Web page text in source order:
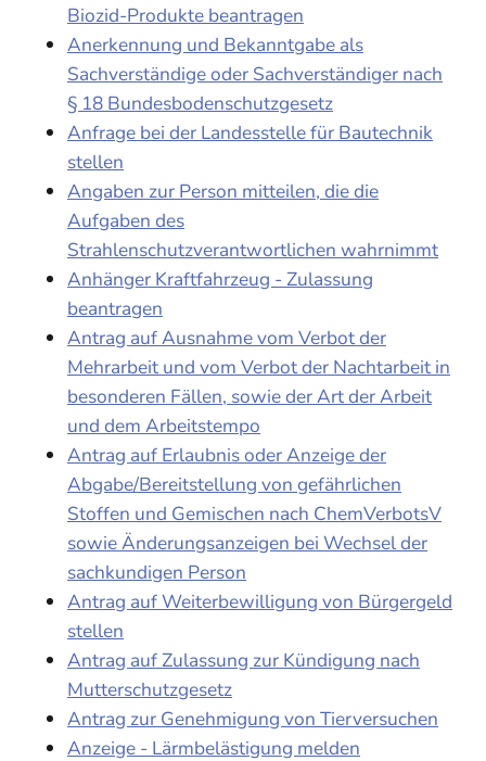
Biozid-Produkte beantragen
Anerkennung und Bekanntgabe als
Sachverständige oder Sachverständiger nach
§ 18 Bundesbodenschutzgesetz
Anfrage bei der Landesstelle für Bautechnik
stellen
Angaben zur Person mitteilen, die die
Aufgaben des
Strahlenschutzverantwortlichen wahrnimmt
Anhänger Kraftfahrzeug - Zulassung
beantragen
Antrag auf Ausnahme vom Verbot der
Mehrarbeit und vom Verbot der Nachtarbeit in
besonderen Fällen, sowie der Art der Arbeit
und dem Arbeitstempo
Antrag auf Erlaubnis oder Anzeige der
Abgabe/Bereitstellung von gefährlichen
Stoffen und Gemischen nach ChemVerbotsV
sowie Änderungsanzeigen bei Wechsel der
sachkundigen Person
Antrag auf Weiterbewilligung von Bürgergeld
stellen
Antrag auf Zulassung zur Kündigung nach
Mutterschutzgesetz
Antrag zur Genehmigung von Tierversuchen
Anzeige - Lärmbelästigung melden